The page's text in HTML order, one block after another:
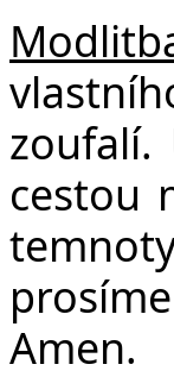
zoufalí.
cestou
Amen.